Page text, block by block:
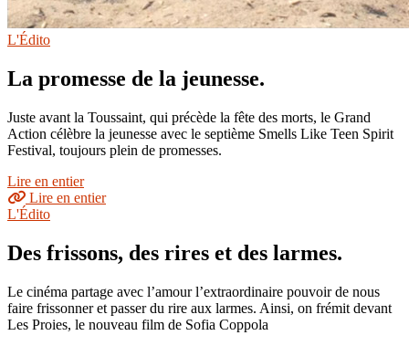
L'Édito
La promesse de la jeunesse.
Juste avant la Toussaint, qui précède la fête des morts, le Grand
Action célèbre la jeunesse avec le septième Smells Like Teen Spirit
Festival, toujours plein de promesses.
Lire en entier
Lire en entier
L'Édito
Des frissons, des rires et des larmes.
Le cinéma partage avec l’amour l’extraordinaire pouvoir de nous
faire frissonner et passer du rire aux larmes. Ainsi, on frémit devant
Les Proies, le nouveau film de Sofia Coppola